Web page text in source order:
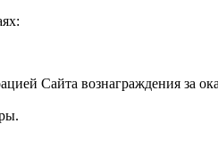
Сайта вознаграждения за